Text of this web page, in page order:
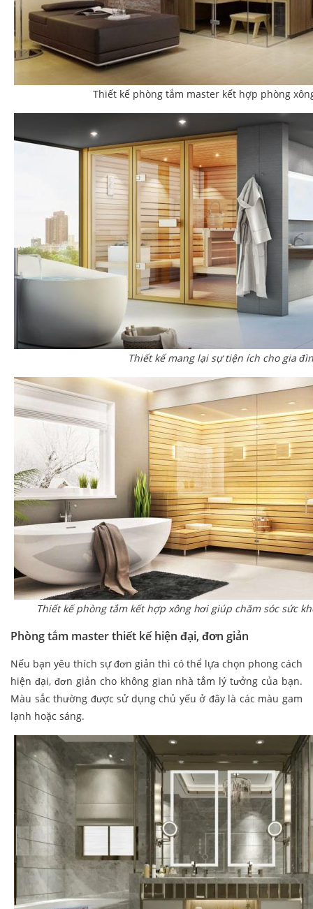
Thiết kế phòng tắm master kết hợp phòng
Thiết kế mang lại sự tiện ích cho gia
Thiết kế phòng tắm kết hợp xông hơi giúp chăm sóc sức
Phòng tắm master thiết kế hiện đại, đơn giản
Nếu bạn yêu thích sự đơn giản thì có thể lựa chọn phong cách
hiện đại, đơn giản cho không gian nhà tắm lý tưởng của bạn.
Màu sắc thường được sử dụng chủ yếu ở đây là các màu gam
lạnh hoặc sáng.